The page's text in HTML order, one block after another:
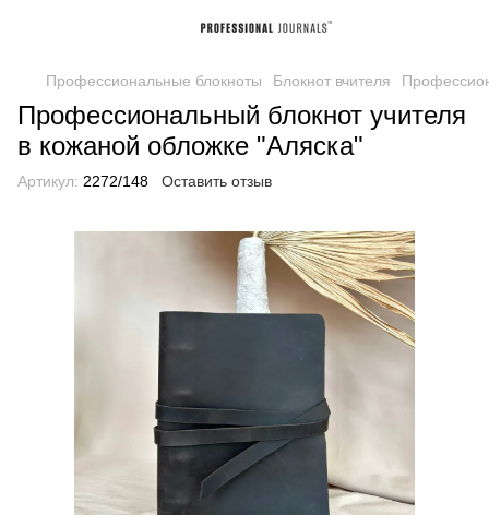
Профессиональные блокноты Блокнот вчителя
Профессиональный блокнот учителя
в кожаной обложке "Аляска"
Артикул: 2272/148 Оставить отзыв